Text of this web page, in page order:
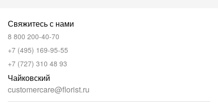
Свяжитесь с нами
8 800 200-40-70
+7 (495) 169-95-55
+7 (727) 310 48 93
Чайковский
customercare@florist.ru